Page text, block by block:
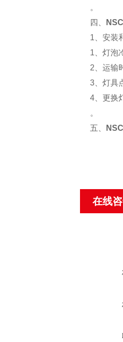
。
四、
1、安装
1、灯泡
2、运输
3、灯具
4、更换
。
五、
在线